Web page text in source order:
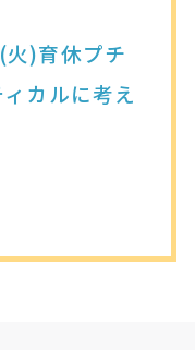
火)育休プチ
カルに考え